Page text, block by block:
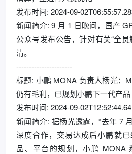
发布时间: 2024-09-
新闻简介: 9 月 1 日晚间，国产
公众号发布公告，针对有关“全
清。
----------------------
标题: 小鹏 MONA 负责人杨光：
仍有毛利，已规划小鹏下一代产品
发布时间: 2024-09-02T12:52:44.64
新闻简介: 据杨光透露，“去年 7
深度合作，交易达成后小鹏就
品、平台的规划，小鹏 MONA